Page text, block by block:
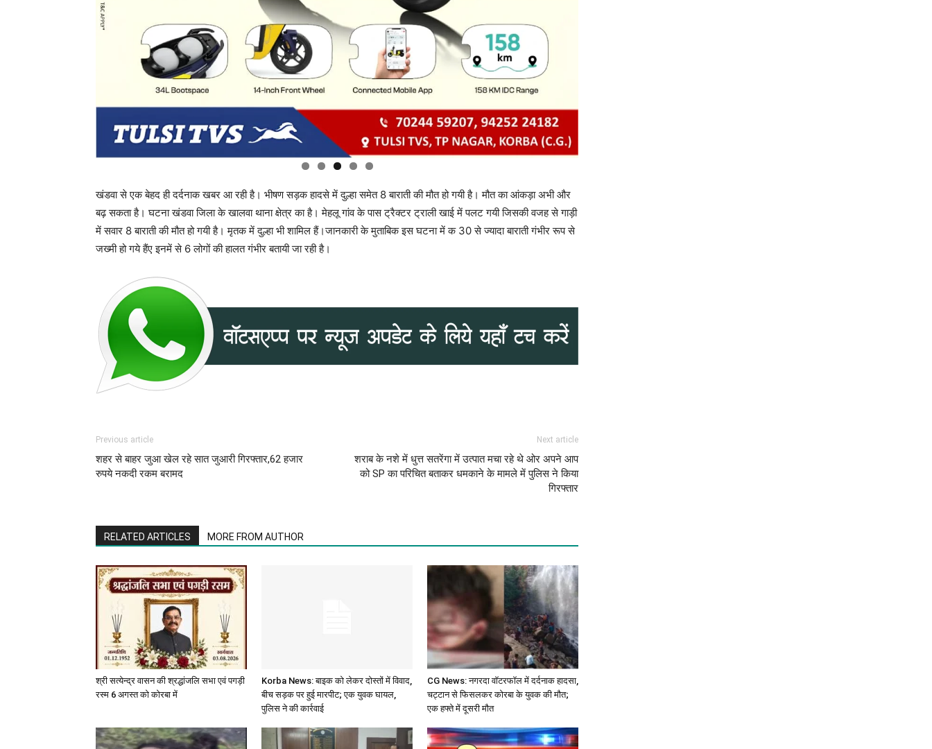
खंडवा से एक बेहद ही दर्दनाक खबर आ रही है। भीषण सड़क हादसे में दुल्हा समेत 8 बाराती की मौत हो गयी है। मौत का आंकड़ा अभी और
बढ़ सकता है। घटना खंडवा जिला के खालवा थाना क्षेत्र का है। मेहलू गांव के पास ट्रैक्टर ट्राली खाई में पलट गयी जिसकी वजह से गाड़ी
में सवार 8 बाराती की मौत हो गयी है। मृतक में दुल्हा भी शामिल हैं।जानकारी के मुताबिक इस घटना में क 30 से ज्यादा बाराती गंभीर रूप से
जख्मी हो गये हैंए इनमें से 6 लोगों की हालत गंभीर बतायी जा रही है।
Previous article
शहर से बाहर जुआ खेल रहे सात जुआरी गिरफ्तार,62 हजार
रुपये नकदी रकम बरामद
Next article
शराब के नशे में धुत्त सतरेंगा में उत्पात मचा रहे थे ओर अपने आप
को SP का परिचित बताकर धमकाने के मामले में पुलिस ने किया
गिरफ्तार
RELATED ARTICLES MORE FROM AUTHOR
श्री सत्येन्द्र वासन की श्रद्धांजलि सभा एवं पगड़ी
रस्म 6 अगस्त को कोरबा में
Korba News: बाइक को लेकर दोस्तों में विवाद,
बीच सड़क पर हुई मारपीट; एक युवक घायल,
पुलिस ने की कार्रवाई
CG News: नगरदा वॉटरफॉल में दर्दनाक हादसा,
चट्टान से फिसलकर कोरबा के युवक की मौत;
एक हफ्ते में दूसरी मौत